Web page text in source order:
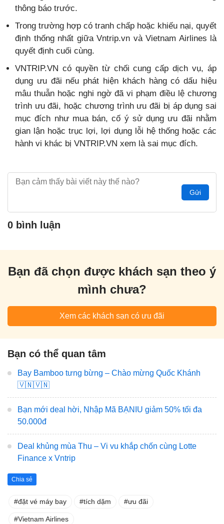
thông báo trước.
Trong trường hợp có tranh chấp hoặc khiếu nại, quyết
định thống nhất giữa Vntrip.vn và Vietnam Airlines là
quyết định cuối cùng.
VNTRIP.VN có quyền từ chối cung cấp dịch vụ, áp
dụng ưu đãi nếu phát hiện khách hàng có dấu hiệu
mâu thuẫn hoặc nghi ngờ đã vi phạm điều lệ chương
trình ưu đãi, hoặc chương trình ưu đãi bị áp dụng sai
mục đích như mua bán, cố ý sử dụng ưu đãi nhằm
gian lận hoặc trục lợi, lợi dụng lỗi hệ thống hoặc các
hành vi khác bị VNTRIP.VN xem là sai mục đích.
Gửi
0 bình luận
Bạn đã chọn được khách sạn theo ý
mình chưa?
Xem các khách sạn có ưu đãi
Bạn có thể quan tâm
Bay Bamboo tưng bừng – Chào mừng Quốc Khánh
🇻🇳🇻🇳
Bạn mới deal hời, Nhập Mã BẠNIU giảm 50% tối đa
50.000đ
Deal khủng mùa Thu – Vi vu khắp chốn cùng Lotte
Finance x Vntrip
Chia sẻ
đặt vé máy bay tích dặm ưu đãi
Vietnam Airlines